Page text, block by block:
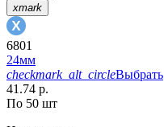
xmark
6801
24мм
checkmark_alt_circleВыбрать
41.74 р.
По 50 шт